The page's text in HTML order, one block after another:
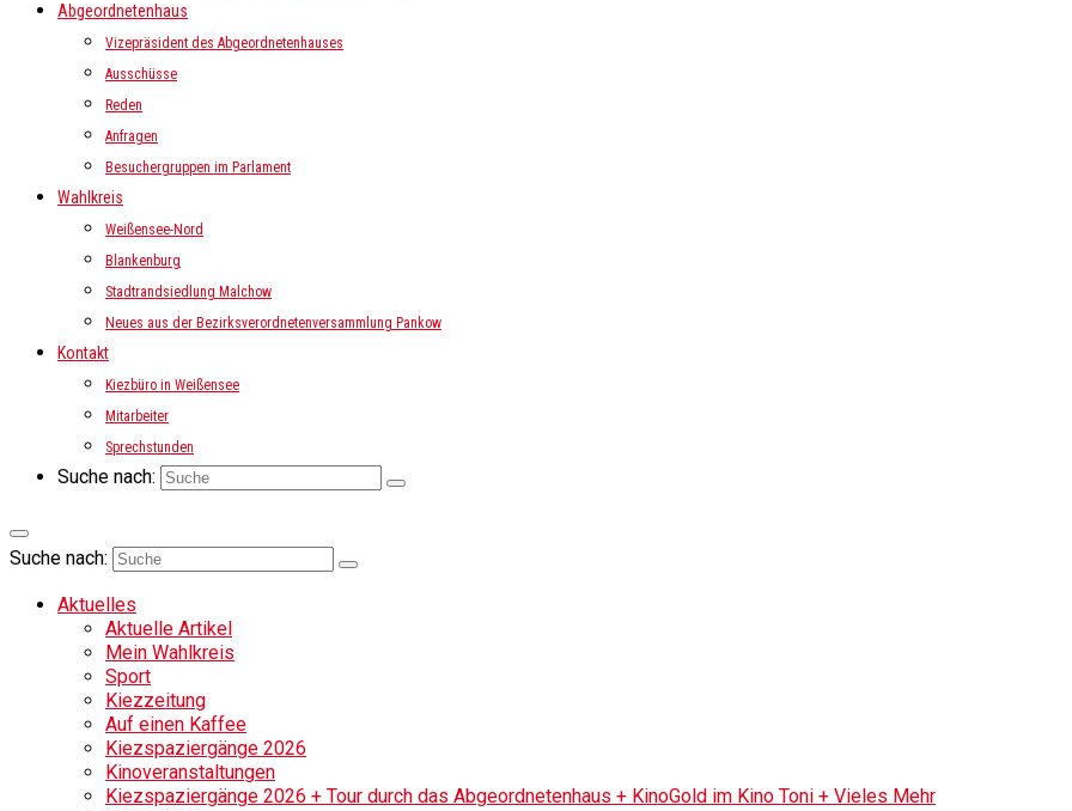
Abgeordnetenhaus
Vizepräsident des Abgeordnetenhauses
Ausschüsse
Reden
Anfragen
Besuchergruppen im Parlament
Wahlkreis
Weißensee-Nord
Blankenburg
Stadtrandsiedlung Malchow
Neues aus der Bezirksverordnetenversammlung Pankow
Kontakt
Kiezbüro in Weißensee
Mitarbeiter
Sprechstunden
Suche nach:
Suche nach:
Aktuelles
Aktuelle Artikel
Mein Wahlkreis
Sport
Kiezzeitung
Auf einen Kaffee
Kiezspaziergänge 2026
Kinoveranstaltungen
Kiezspaziergänge 2026 + Tour durch das Abgeordnetenhaus + KinoGold im Kino Toni + Vieles Mehr